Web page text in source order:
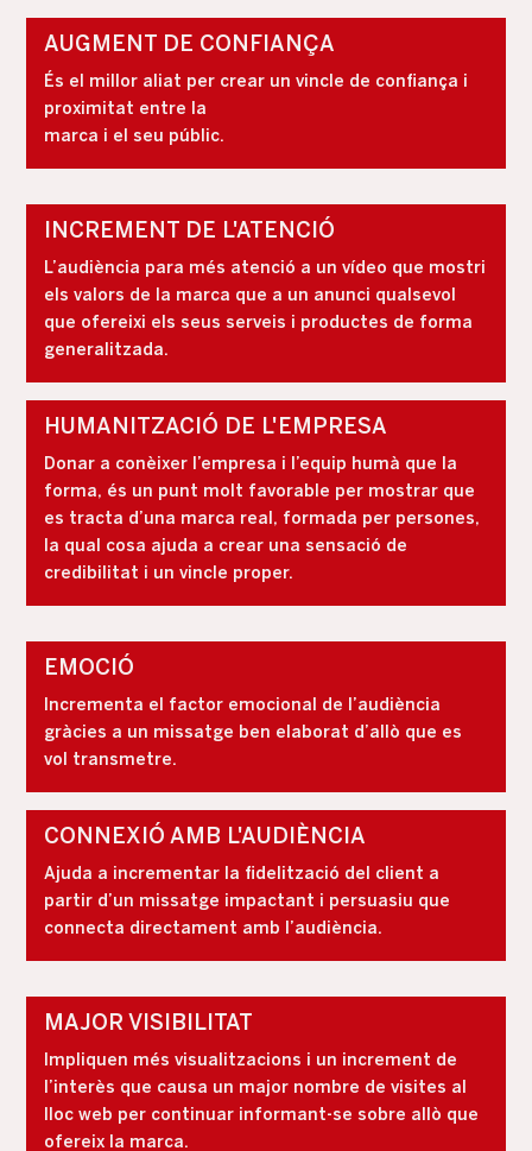
AUGMENT DE CONFIANÇA
És el millor aliat per crear un vincle de confiança i
proximitat entre la
marca i el seu públic.
INCREMENT DE L'ATENCIÓ
L’audiència para més atenció a un vídeo que mostri
els valors de la marca que a un anunci qualsevol
que ofereixi els seus serveis i productes de forma
generalitzada.
HUMANITZACIÓ DE L'EMPRESA
Donar a conèixer l’empresa i l’equip humà que la
forma, és un punt molt favorable per mostrar que
es tracta d’una marca real, formada per persones,
la qual cosa ajuda a crear una sensació de
credibilitat i un vincle proper.
EMOCIÓ
Incrementa el factor emocional de l’audiència
gràcies a un missatge ben elaborat d’allò que es
vol transmetre.
CONNEXIÓ AMB L'AUDIÈNCIA
Ajuda a incrementar la fidelització del client a
partir d’un missatge impactant i persuasiu que
connecta directament amb l’audiència.
MAJOR VISIBILITAT
Impliquen més visualitzacions i un increment de
l’interès que causa un major nombre de visites al
lloc web per continuar informant-se sobre allò que
ofereix la marca.